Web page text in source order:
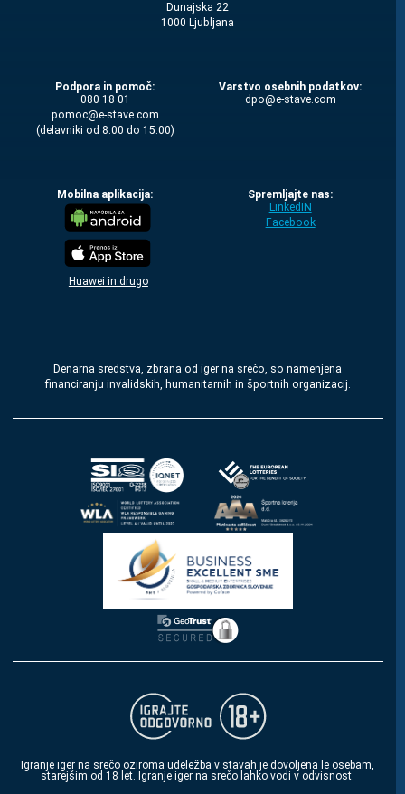
Dunajska 22
1000 Ljubljana
Podpora in pomoč:
080 18 01
moc.evats-e@comop
(delavniki od 8:00 do 15:00)
Varstvo osebnih podatkov:
moc.evats-e@opd
Mobilna aplikacija:
Huawei in drugo
Spremljajte nas:
LinkedIN
Facebook
Denarna sredstva, zbrana od iger na srečo, so namenjena
financiranju invalidskih, humanitarnih in športnih organizacij.
Igranje iger na srečo oziroma udeležba v stavah je dovoljena le osebam,
starejšim od 18 let. Igranje iger na srečo lahko vodi v odvisnost.